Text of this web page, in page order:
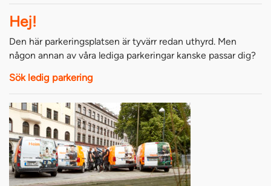
Hej!
Den här parkeringsplatsen är tyvärr redan uthyrd. Men
någon annan av våra lediga parkeringar kanske passar dig?
Sök ledig parkering